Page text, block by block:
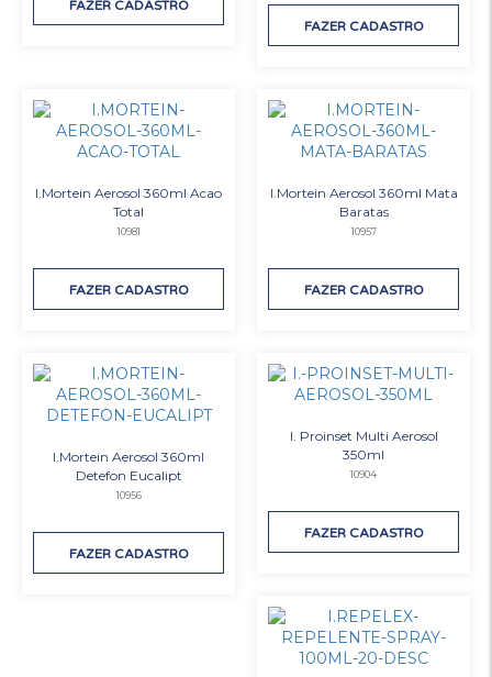
FAZER CADASTRO
FAZER CADASTRO
I.Mortein Aerosol 360ml Acao
Total
10981
FAZER CADASTRO
I.Mortein Aerosol 360ml Mata
Baratas
10957
FAZER CADASTRO
I.Mortein Aerosol 360ml
Detefon Eucalipt
10956
FAZER CADASTRO
I. Proinset Multi Aerosol
350ml
10904
FAZER CADASTRO